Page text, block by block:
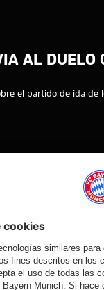
AL DUELO
el partido de ida
MYFCBAYERN
Vídeo
VÍDEO